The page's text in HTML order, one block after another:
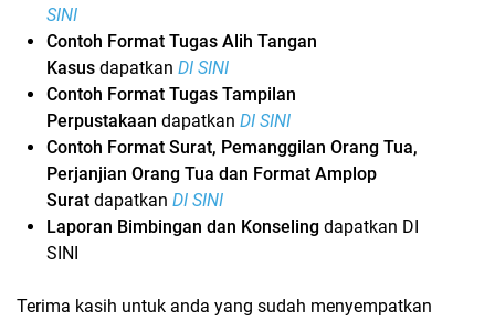
SINI
Contoh Format Tugas Alih Tangan
Kasus dapatkan DI SINI
Contoh Format Tugas Tampilan
Perpustakaan dapatkan DI SINI
Contoh Format Surat, Pemanggilan Orang Tua,
Perjanjian Orang Tua dan Format Amplop
Surat dapatkan DI SINI
Laporan Bimbingan dan Konseling dapatkan DI
SINI
Terima kasih untuk anda yang sudah menyempatkan